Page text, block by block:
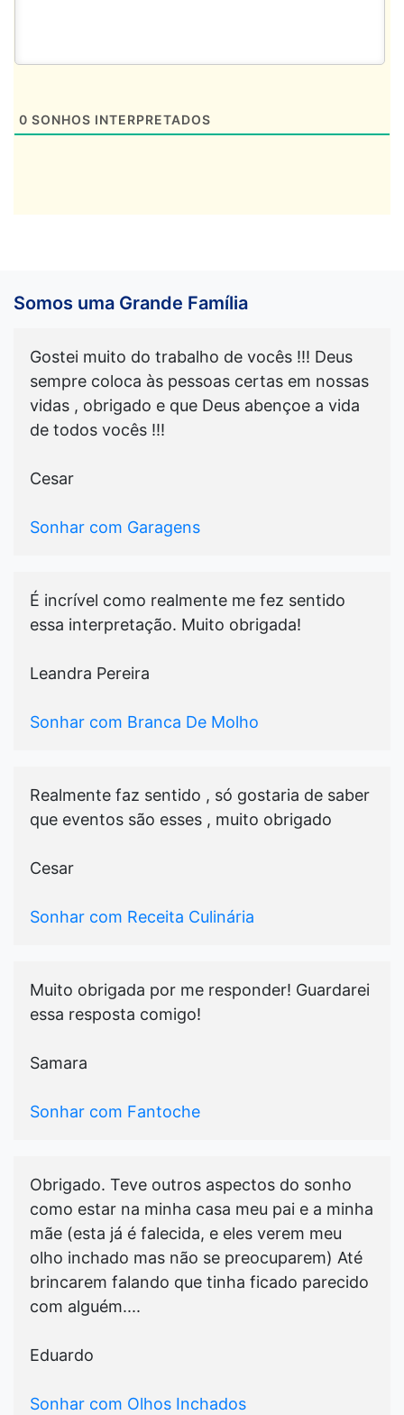
0 SONHOS INTERPRETADOS
Somos uma Grande Família
Gostei muito do trabalho de vocês !!! Deus
sempre coloca às pessoas certas em nossas
vidas , obrigado e que Deus abençoe a vida
de todos vocês !!!
Cesar
Sonhar com Garagens
É incrível como realmente me fez sentido
essa interpretação. Muito obrigada!
Leandra Pereira
Sonhar com Branca De Molho
Realmente faz sentido , só gostaria de saber
que eventos são esses , muito obrigado
Cesar
Sonhar com Receita Culinária
Muito obrigada por me responder! Guardarei
essa resposta comigo!
Samara
Sonhar com Fantoche
Obrigado. Teve outros aspectos do sonho
como estar na minha casa meu pai e a minha
mãe (esta já é falecida, e eles verem meu
olho inchado mas não se preocuparem) Até
brincarem falando que tinha ficado parecido
com alguém....
Eduardo
Sonhar com Olhos Inchados